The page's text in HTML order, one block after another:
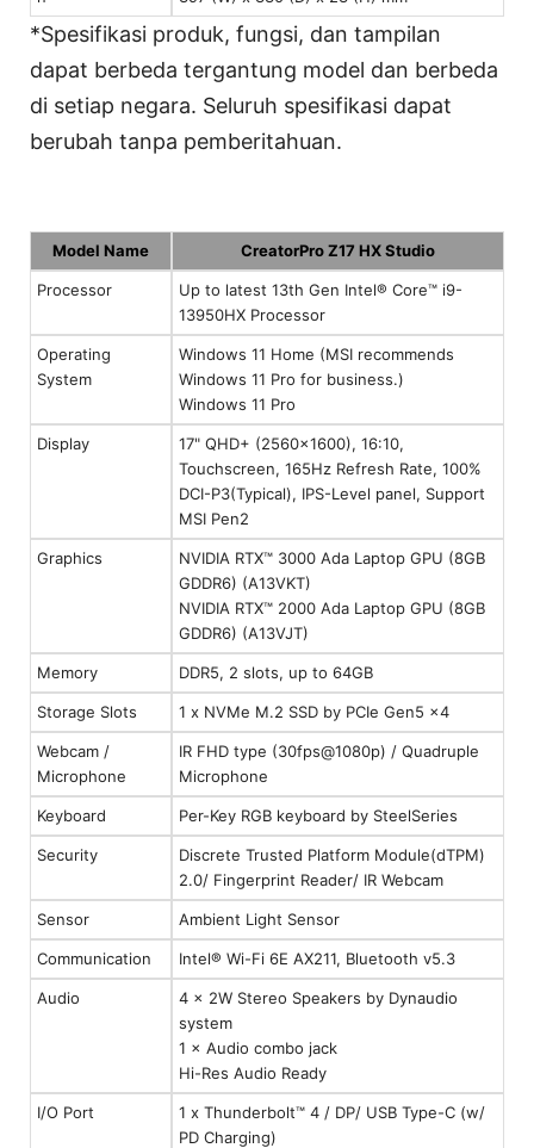
*Spesifikasi produk, fungsi, dan tampilan
dapat berbeda tergantung model dan berbeda
di setiap negara. Seluruh spesifikasi dapat
berubah tanpa pemberitahuan.
Model Name CreatorPro Z17 HX Studio
Processor
Up to latest 13th Gen Intel® Core™ i9-
13950HX Processor
Operating
System
Windows 11 Home (MSI recommends
Windows 11 Pro for business.)
Windows 11 Pro
Display
17" QHD+ (2560x1600), 16:10,
Touchscreen, 165Hz Refresh Rate, 100%
DCI-P3(Typical), IPS-Level panel, Support
MSI Pen2
Graphics
NVIDIA RTX™ 3000 Ada Laptop GPU (8GB
GDDR6) (A13VKT)
NVIDIA RTX™ 2000 Ada Laptop GPU (8GB
GDDR6) (A13VJT)
Memory DDR5, 2 slots, up to 64GB
Storage Slots 1 x NVMe M.2 SSD by PCIe Gen5 x4
Webcam /
Microphone
IR FHD type (30fps@1080p) / Quadruple
Microphone
Keyboard Per-Key RGB keyboard by SteelSeries
Security
Discrete Trusted Platform Module(dTPM)
2.0/ Fingerprint Reader/ IR Webcam
Sensor Ambient Light Sensor
Communication Intel® Wi-Fi 6E AX211, Bluetooth v5.3
Audio
4 × 2W Stereo Speakers by Dynaudio
system
1 × Audio combo jack
Hi-Res Audio Ready
I/O Port
1 x Thunderbolt™ 4 / DP/ USB Type-C (w/
PD Charging)